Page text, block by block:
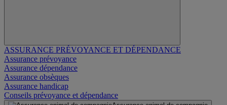
ASSURANCE PRÉVOYANCE ET DÉPENDANCE
Assurance prévoyance
Assurance dépendance
Assurance obsèques
Assurance handicap
Conseils prévoyance et dépendance